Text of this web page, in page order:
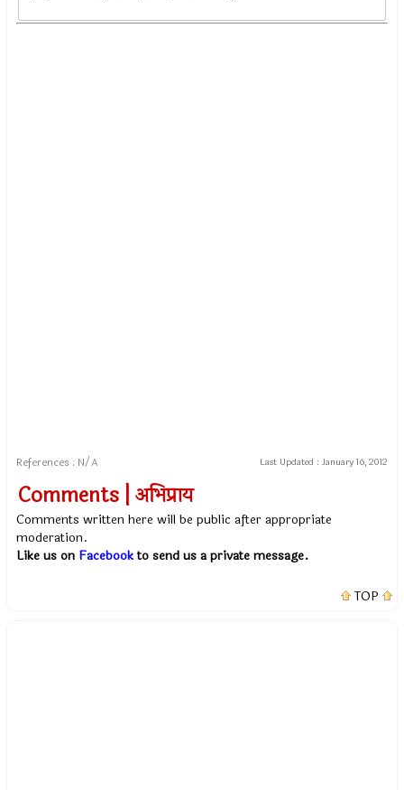
References : N/A Last Updated : January 16, 2012
Comments | अभिप्राय
Comments written here will be public after appropriate
moderation.
Like us on Facebookto send us a private message.
TOP